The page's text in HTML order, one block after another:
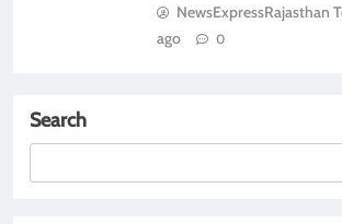
NewsExpressRajasthan
ago
0
Search